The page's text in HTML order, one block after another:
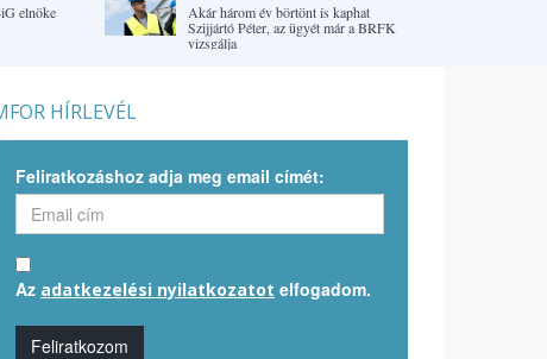
elnöke
Akár három év börtönt is kaphat
Szijjártó Péter, az ügyét már a BRFK
vizsgálja
HÍRLEVÉL
Feliratkozáshoz adja meg email címét:
Az adatkezelési nyilatkozatot elfogadom.
Feliratkozom